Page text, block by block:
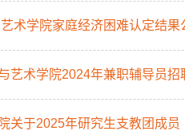
术学院家庭经济困难认定结果
艺术学院2024年兼职辅导员招
关于2025年研究生支教团成